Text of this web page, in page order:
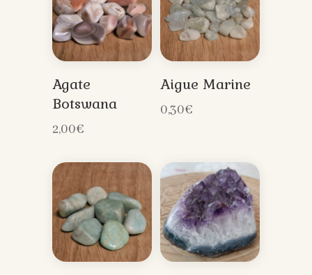
Agate
Botswana
2,00€
Aigue Marine
0,30€